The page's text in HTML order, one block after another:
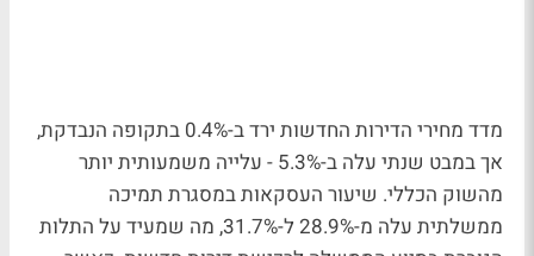
מדד מחירי הדירות החדשות ירד ב-0.4% בתקופה הנבדקת,
אך במבט שנתי עלה ב-5.3% - עלייה משמעותית יותר
מהשוק הכללי. שיעור העסקאות במסגרת תמיכה
ממשלתית עלה מ-28.9% ל-31.7%, מה שמעיד על התלות